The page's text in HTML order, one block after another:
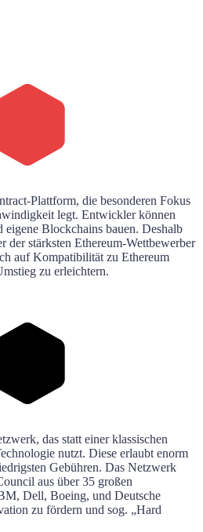
Plattform, die besonderen Fokus
legt. Entwickler können
Blockchains bauen. Deshalb
der stärksten Ethereum-Wettbewerber
auf Kompatibilität zu Ethereum
zu erleichtern.
das statt einer klassischen
nutzt. Diese erlaubt enorm
Gebühren. Das Netzwerk
aus über 35 großen
Dell, Boeing, und Deutsche
zu fördern und sog. „Hard